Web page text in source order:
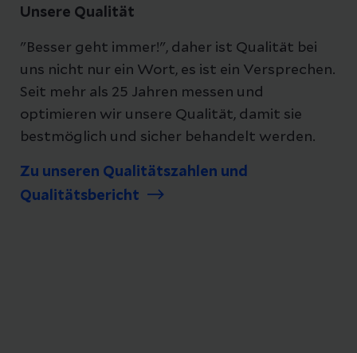
Unsere Qualität
"Besser geht immer!", daher ist Qualität bei
uns nicht nur ein Wort, es ist ein Versprechen.
Seit mehr als 25 Jahren messen und
optimieren wir unsere Qualität, damit sie
bestmöglich und sicher behandelt werden.
Zu unseren Qualitätszahlen und
Qualitätsbericht